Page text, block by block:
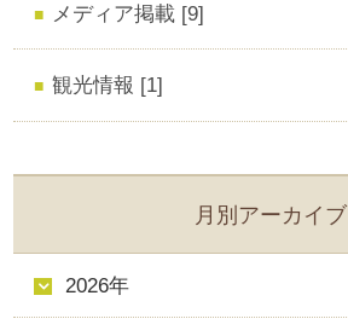
メディア掲載 [9]
観光情報 [1]
月別アーカイブ
2026年